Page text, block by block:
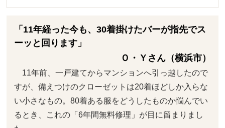
「11年経った今も、30着掛けたバーが指先でス
ーッと回ります」
Ｏ・Ｙさん（横浜市）
11年前、一戸建てからマンションへ引っ越したので
すが、備えつけのクローゼットは20着ほどしか入らな
い小さなもの。80着ある服をどうしたものか悩んでい
るとき、これの「6年間無料修理」が目に留まりまし